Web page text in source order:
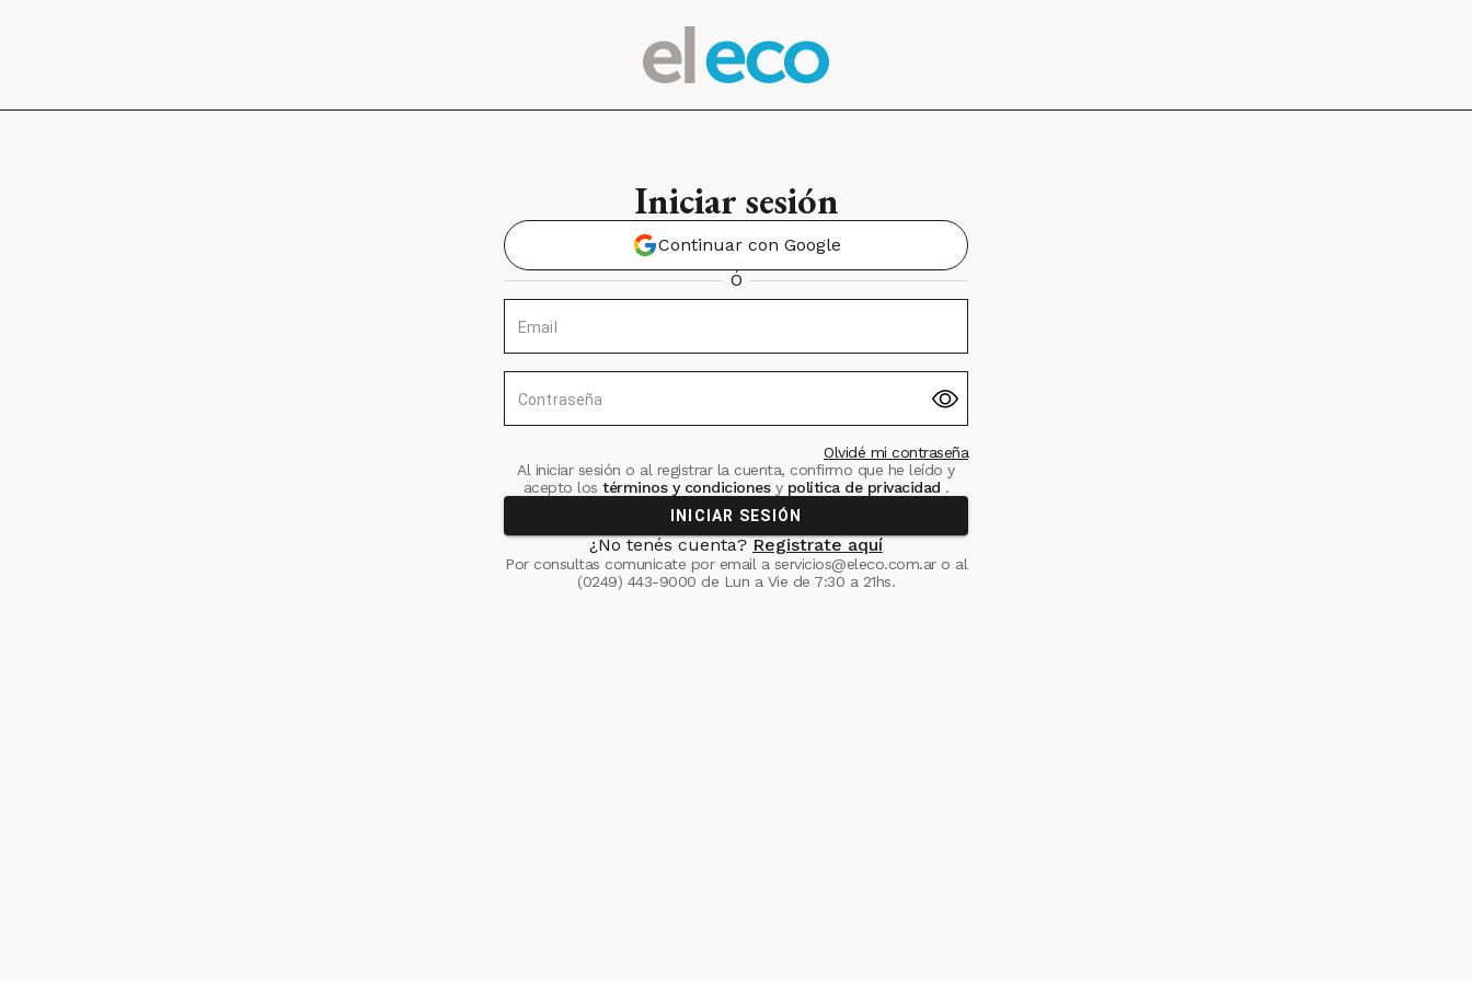
Iniciar sesión
Continuar con Google
Ó
Email
Contraseña
Olvidé mi contraseña
Al iniciar sesión o al registrar la cuenta, confirmo que he leído y
acepto los términos y condiciones ypolítica de privacidad .
INICIAR SESIÓN
¿No tenés cuenta? Registrate aquí
Por consultas comunicate por email a servicios@eleco.com.aro al
(0249) 443-9000 de Lun a Vie de 7:30 a 21hs.